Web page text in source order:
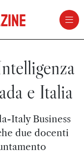
e Italia
Italy Business
due docenti